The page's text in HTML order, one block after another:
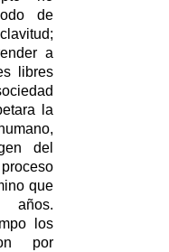
de
a
libres
la
del
que
años.
los
por